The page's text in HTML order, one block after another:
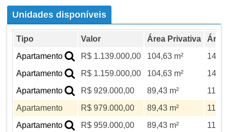
Unidades disponíveis
Tipo Valor Área Privativa
Área
Apartamento
R$ 1.139.000,00 104,63 m²
140
Apartamento
R$ 1.159.000,00 104,63 m²
140
Apartamento
R$ 929.000,00 89,43 m²
Apartamento
R$ 979.000,00 89,43 m²
Apartamento
R$ 959.000,00 89,43 m²